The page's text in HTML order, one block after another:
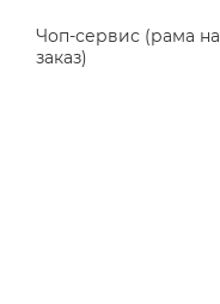
Чоп-сервис (рама на
заказ)